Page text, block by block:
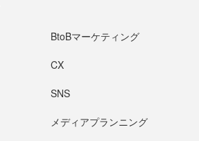
BtoBマーケティング
CX
SNS
メディアプランニング